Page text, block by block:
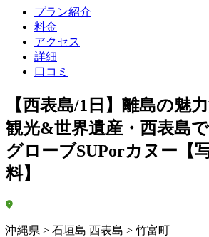
プラン紹介
料金
アクセス
詳細
口コミ
【西表島/1日】離島の魅
観光&世界遺産・西表島
グローブSUPorカヌー【
料】
沖縄県 > 石垣島 西表島 > 竹富町